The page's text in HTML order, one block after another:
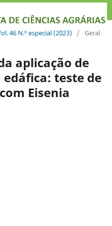
46 N.º especial (2023) / Geral
aplicação de
teste de
Eisenia